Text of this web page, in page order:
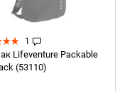
1
Lifeventure Packable
(53110)